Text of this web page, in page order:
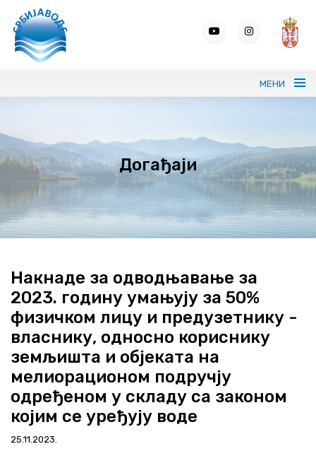
МЕНИ
Портрет ЈВП СРБИЈАВОДЕ
Вода без граница
ВИС
Програми и извештаји
Актуелно
Контакт
+381 11 311 94 00 office@srbijavode.rs
Догађаји
Накнаде за одводњавање за
2023. годину умањују за 50%
физичком лицу и предузетнику -
власнику, односно кориснику
земљишта и објеката на
мелиорационом подручју
одређеном у складу са законом
којим се уређују воде
25.11.2023.